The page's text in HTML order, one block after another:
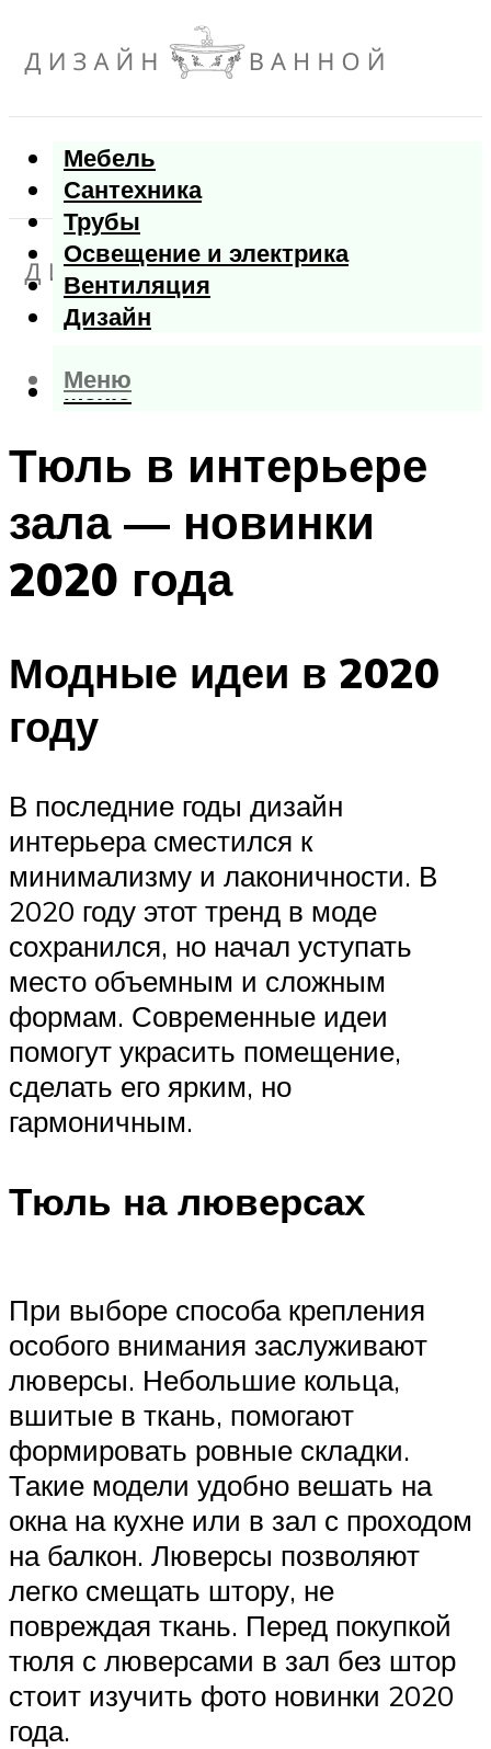
Мебель
Сантехника
Трубы
Освещение и электрика
Вентиляция
Дизайн
Меню
Меню
Тюль в интерьере
зала — новинки
2020 года
Модные идеи в 2020
году
В последние годы дизайн
интерьера сместился к
минимализму и лаконичности. В
2020 году этот тренд в моде
сохранился, но начал уступать
место объемным и сложным
формам. Современные идеи
помогут украсить помещение,
сделать его ярким, но
гармоничным.
Тюль на люверсах
При выборе способа крепления
особого внимания заслуживают
люверсы. Небольшие кольца,
вшитые в ткань, помогают
формировать ровные складки.
Такие модели удобно вешать на
окна на кухне или в зал с проходом
на балкон. Люверсы позволяют
легко смещать штору, не
повреждая ткань. Перед покупкой
тюля с люверсами в зал без штор
стоит изучить фото новинки 2020
года.